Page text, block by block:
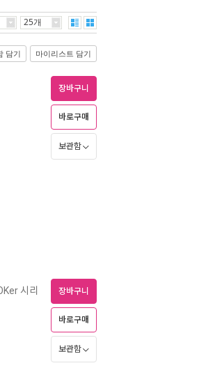
25개
담기 마이리스트 담기
장바구니
바로구매
보관함
시리 장바구니
바로구매
보관함